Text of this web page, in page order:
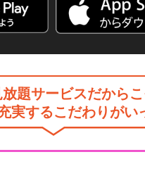
プリパラ 3rd
アイドルタイムプ
題サービスだからこ
実するこだわりがい